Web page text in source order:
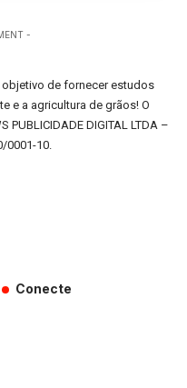
-
objetivo de fornecer estudos
e a agricultura de grãos! O
PUBLICIDADE DIGITAL LTDA –
0001-10.
Conecte